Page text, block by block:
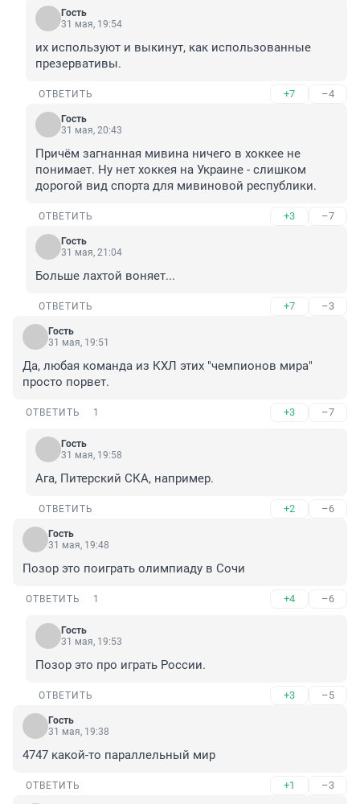
Гость
31 мая, 19:54
их используют и выкинут, как использованные
презервативы.
ОТВЕТИТЬ +7 –4
Гость
31 мая, 20:43
Причём загнанная мивина ничего в хоккее не
понимает. Ну нет хоккея на Украине - слишком
дорогой вид спорта для мивиновой республики.
ОТВЕТИТЬ +3 –7
Гость
31 мая, 21:04
Больше лахтой воняет...
ОТВЕТИТЬ +7 –3
Гость
31 мая, 19:51
Да, любая команда из КХЛ этих "чемпионов мира"
просто порвет.
ОТВЕТИТЬ 1 +3 –7
Гость
31 мая, 19:58
Ага, Питерский СКА, например.
ОТВЕТИТЬ +2 –6
Гость
31 мая, 19:48
Позор это поиграть олимпиаду в Сочи
ОТВЕТИТЬ 1 +4 –6
Гость
31 мая, 19:53
Позор это про играть России.
ОТВЕТИТЬ +3 –5
Гость
31 мая, 19:38
4747 какой-то параллельный мир
ОТВЕТИТЬ +1 –3